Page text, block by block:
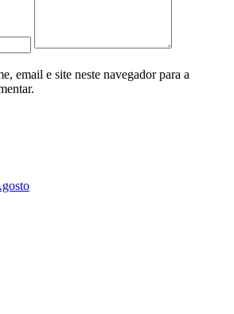
email e site neste navegador para a